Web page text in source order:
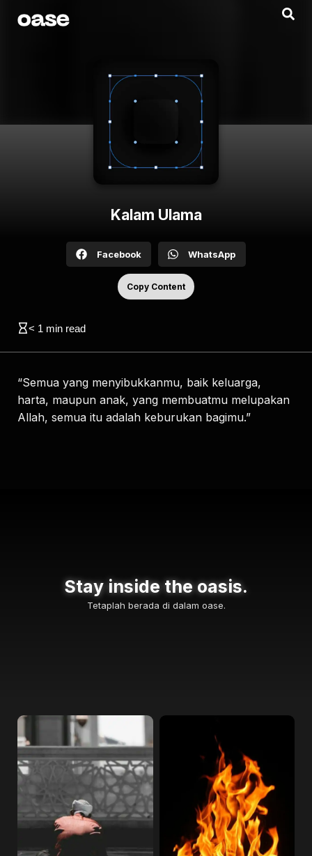
Kalam Ulama
Facebook WhatsApp
Copy Content
< 1 min read
“Semua yang menyibukkanmu, baik keluarga,
harta, maupun anak, yang membuatmu melupakan
Allah, semua itu adalah keburukan bagimu.”
Stay inside the oasis.
Tetaplah berada di dalam oase.